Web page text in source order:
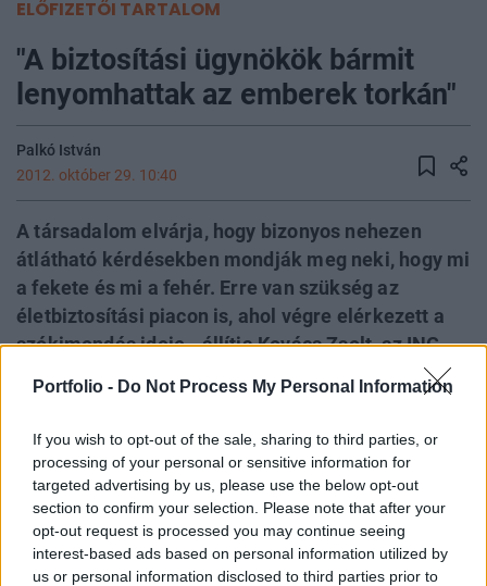
Portfolio - Do Not Process My Personal Information
If you wish to opt-out of the sale, sharing to third parties, or
processing of your personal or sensitive information for
targeted advertising by us, please use the below opt-out
section to confirm your selection. Please note that after your
opt-out request is processed you may continue seeing
interest-based ads based on personal information utilized by
us or personal information disclosed to third parties prior to
ELŐFIZETŐI TARTALOM
"A biztosítási ügynökök bármit
lenyomhattak az emberek torkán"
Palkó István
2012. október 29. 10:40
A társadalom elvárja, hogy bizonyos nehezen
átlátható kérdésekben mondják meg neki, hogy mi
a fekete és mi a fehér. Erre van szükség az
életbiztosítási piacon is, ahol végre elérkezett a
szókimondás ideje - állítja Kovács Zsolt, az ING
Biztosító volt elnök-vezérigazgatója. A pénzügyi
szakember szerint az életbiztosítási piac
növekedési szakaszában kis túlzással bármit le
lehetett nyomni az ügyfelek torkán, ennek a
korszaknak vége. Megérett a piac a
változtatásokra, amit szerinte a biztosítási
közvetítők szabályozásán kell kezdeni, de a
biztosítóknak saját feladatukat is definiálniuk